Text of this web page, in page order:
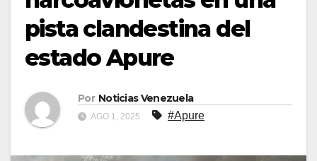
pista clandestina del
estado Apure
Por Noticias Venezuela
AGO 1, 2025 #Apure